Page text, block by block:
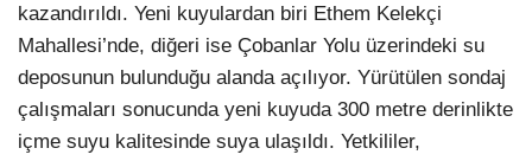
kazandırıldı. Yeni kuyulardan biri Ethem Kelekçi
Mahallesi’nde, diğeri ise Çobanlar Yolu üzerindeki su
deposunun bulunduğu alanda açılıyor. Yürütülen sondaj
çalışmaları sonucunda yeni kuyuda 300 metre derinlikte
içme suyu kalitesinde suya ulaşıldı. Yetkililer,